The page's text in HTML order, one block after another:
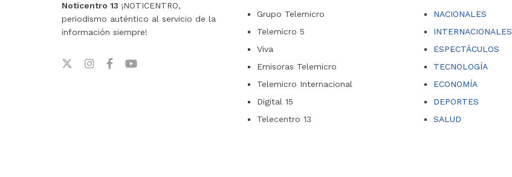
Noticentro 13 ¡NOTICENTRO,
periodismo auténtico al servicio de la
información siempre!
Grupo Telemicro
Telemicro 5
Viva
Emisoras Telemicro
Telemicro Internacional
Digital 15
Telecentro 13
NACIONALES
INTERNACIONALES
ESPECTÁCULOS
TECNOLOGÍA
ECONOMÍA
DEPORTES
SALUD